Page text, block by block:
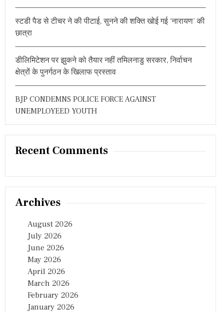
स्टडी पैड से टीचर ने की पीटाई, सुनने की शक्ति खोई गई ‘नारायण’ की
छात्रा
डीलिमिटेशन पर झुकने को तैयार नहीं तमिलनाडु सरकार, निर्वाचन
क्षेत्रों के पुनर्गठन के खिलाफ प्रस्ताव
BJP CONDEMNS POLICE FORCE AGAINST
UNEMPLOYEED YOUTH
Recent Comments
Archives
August 2026
July 2026
June 2026
May 2026
April 2026
March 2026
February 2026
January 2026